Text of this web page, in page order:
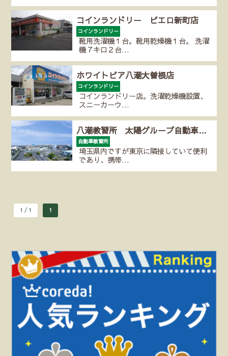
コインランドリー ピエロ新町店
コインランドリー
靴用洗濯機１台。靴用乾燥機１台。 洗濯
機７キロ２台…
ホワイトピア八潮大曽根店
コインランドリー
コインランドリー店。洗濯乾燥機設置、
スニーカーウ…
八潮教習所 太陽グループ自動車…
自動車教習所
埼玉県内ですが東京に隣接していて便利
であり、携帯…
1 / 1 1